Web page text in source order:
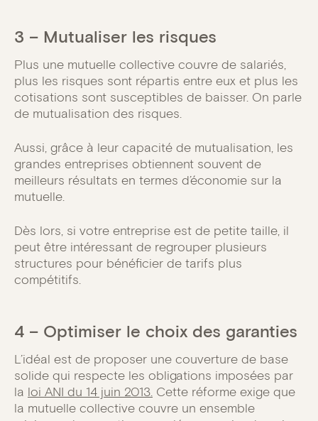
3 – Mutualiser les risques
Plus une mutuelle collective couvre de salariés,
plus les risques sont répartis entre eux et plus les
cotisations sont susceptibles de baisser. On parle
de mutualisation des risques.
Aussi, grâce à leur capacité de mutualisation, les
grandes entreprises obtiennent souvent de
meilleurs résultats en termes d’économie sur la
mutuelle.
Dès lors, si votre entreprise est de petite taille, il
peut être intéressant de regrouper plusieurs
structures pour bénéficier de tarifs plus
compétitifs.
4 – Optimiser le choix des garanties
L’idéal est de proposer une couverture de base
solide qui respecte les obligations imposées par
la loi ANI du 14 juin 2013. Cette réforme exige que
la mutuelle collective couvre un ensemble